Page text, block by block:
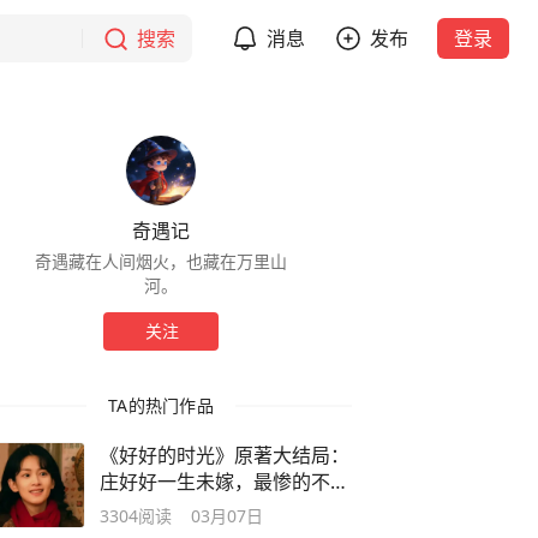
搜索 消息 发布 登录
奇遇记
奇遇藏在人间烟火，也藏在万里山
河。
关注
TA的热门作品
《好好的时光》原著大结局：
庄好好一生未嫁，最惨的不是
她！
3304阅读 03月07日